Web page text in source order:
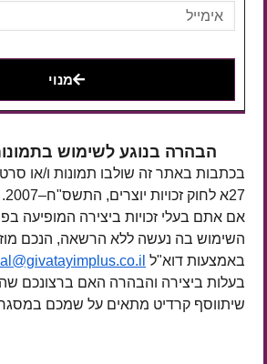
מנוי
הבהרה בנוגע לשימוש
בכתבות באתר זה שולבו תמונות ו/או
27א לחוק זכויות יוצרים, התשס"ח–2007.
אם אתם בעלי זכויות ביצירה המופיעה
השימוש בה נעשה ללא הרשאה, הנכם
באמצעות דוא"ל
בעלות ביצירה והבהרה האם ברצונכם
שיתווסף קרדיט מתאים על שמכם